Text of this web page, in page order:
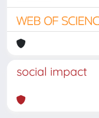
social impact